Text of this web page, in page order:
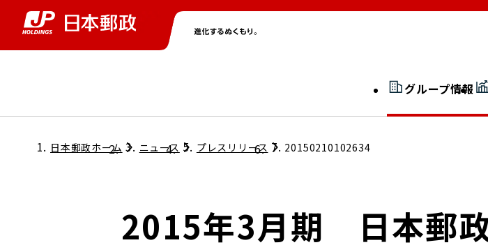
グループ情報
グループ情報トップ 社長室通信
JP 改革実行委員会
株主・投資家情報トップ
個人投資家のみなさまへ
ニューストップ
サステナビリティトップ
担当役員メッセージ
開示情報検索
採用情報トップ
日本郵政ホーム ニュース プレスリリース 20150210102634
2015年3月期 日本郵